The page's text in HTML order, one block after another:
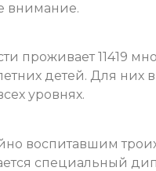
внимание.
проживает 11419
детей. Для них
уровнях.
воспитавшим
специальный